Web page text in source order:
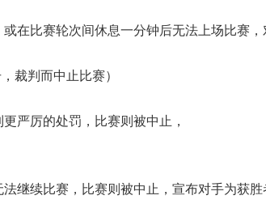
在比赛轮次间休息一分钟后无法上场比赛，
裁判而中止比赛）
严厉的处罚，比赛则被中止，
继续比赛，比赛则被中止，宣布对手为获